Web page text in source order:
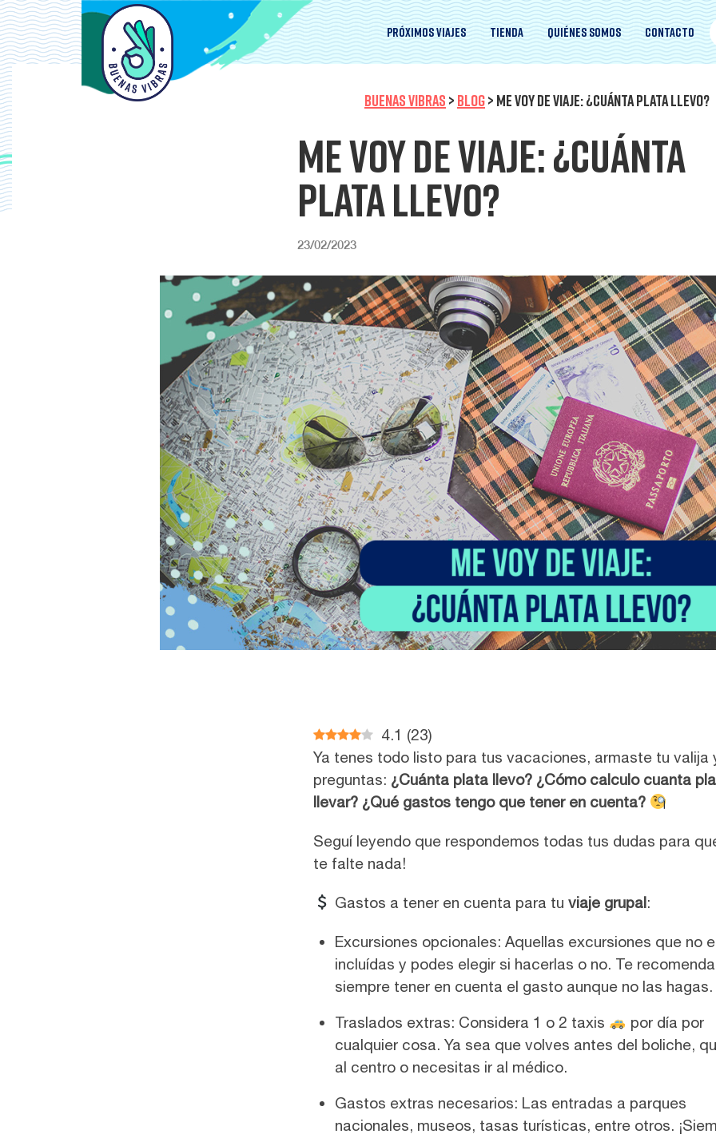
Próximos viajes Tienda Quiénes somos Contacto
BUENAS VIBRAS > BLOG> ME VOY DE VIAJE: ¿CUÁNTA PLATA LLEVO?
Me voy de viaje: ¿Cuánta
plata llevo?
23/02/2023
4.1 (23)
Ya tenes todo listo para tus vacaciones, armaste tu valija
preguntas: ¿Cuánta plata llevo? ¿Cómo calculo cuanta
llevar? ¿Qué gastos tengo que tener en cuenta?
Seguí leyendo que respondemos todas tus dudas para
te falte nada!
Gastos a tener en cuenta para tu viaje grupal:
Excursiones opcionales: Aquellas excursiones que no
incluídas y podes elegir si hacerlas o no. Te
siempre tener en cuenta el gasto aunque no las hagas.
Traslados extras: Considera 1 o 2 taxis
por día por
cualquier cosa. Ya sea que volves antes del boliche,
al centro o necesitas ir al médico.
Gastos extras necesarios: Las entradas a parques
nacionales, museos, tasas turísticas, entre otros.